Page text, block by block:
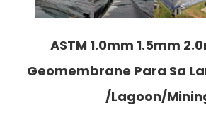
ASTM 1.0mm 1.5mm
Geomembrane Para Sa
/Lagoon/